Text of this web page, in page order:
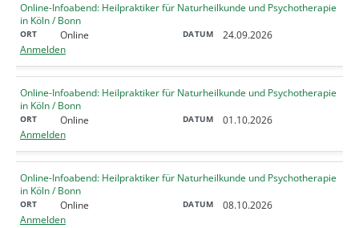
Online-Infoabend: Heilpraktiker für Naturheilkunde und Psychotherapie
in Köln / Bonn
Online
24.09.2026
Anmelden
Online-Infoabend: Heilpraktiker für Naturheilkunde und Psychotherapie
in Köln / Bonn
Online
01.10.2026
Anmelden
Online-Infoabend: Heilpraktiker für Naturheilkunde und Psychotherapie
in Köln / Bonn
Online
08.10.2026
Anmelden